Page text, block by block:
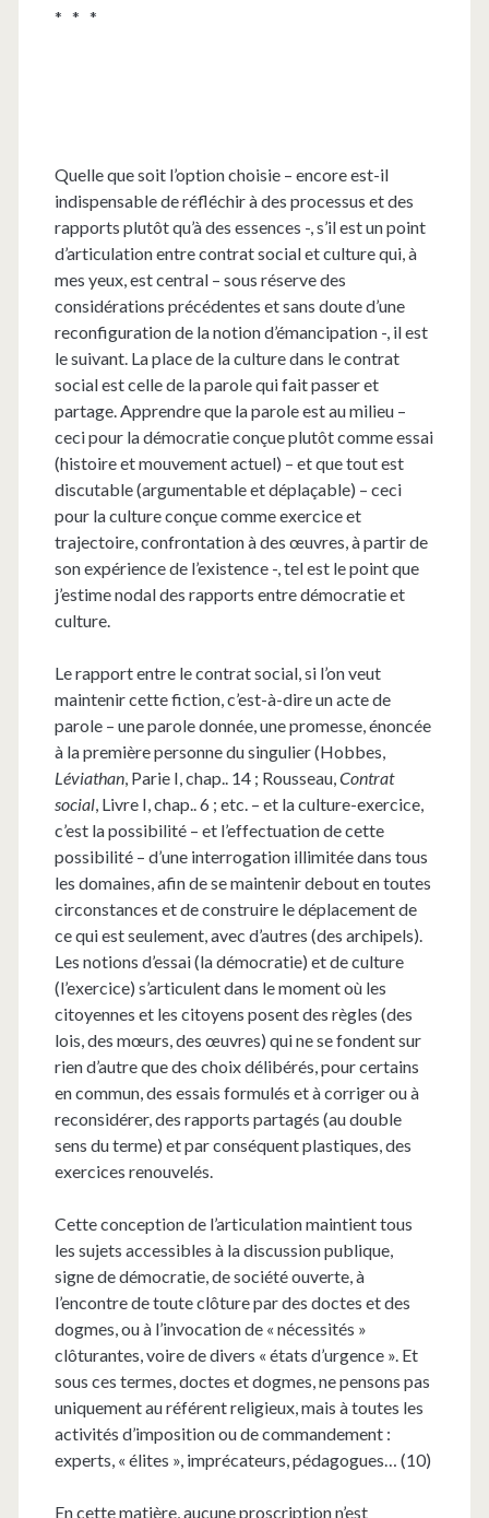
* * *
Quelle que soit l’option choisie – encore est-il
indispensable de réfléchir à des processus et des
rapports plutôt qu’à des essences -, s’il est un point
d’articulation entre contrat social et culture qui, à
mes yeux, est central – sous réserve des
considérations précédentes et sans doute d’une
reconfiguration de la notion d’émancipation -, il est
le suivant. La place de la culture dans le contrat
social est celle de la parole qui fait passer et
partage. Apprendre que la parole est au milieu –
ceci pour la démocratie conçue plutôt comme essai
(histoire et mouvement actuel) – et que tout est
discutable (argumentable et déplaçable) – ceci
pour la culture conçue comme exercice et
trajectoire, confrontation à des œuvres, à partir de
son expérience de l’existence -, tel est le point que
j’estime nodal des rapports entre démocratie et
culture.
Le rapport entre le contrat social, si l’on veut
maintenir cette fiction, c’est-à-dire un acte de
parole – une parole donnée, une promesse, énoncée
à la première personne du singulier (Hobbes,
Léviathan, Parie I, chap.. 14 ; Rousseau,Contrat
social, Livre I, chap.. 6 ; etc. – et la culture-exercice,
c’est la possibilité – et l’effectuation de cette
possibilité – d’une interrogation illimitée dans tous
les domaines, afin de se maintenir debout en toutes
circonstances et de construire le déplacement de
ce qui est seulement, avec d’autres (des archipels).
Les notions d’essai (la démocratie) et de culture
(l’exercice) s’articulent dans le moment où les
citoyennes et les citoyens posent des règles (des
lois, des mœurs, des œuvres) qui ne se fondent sur
rien d’autre que des choix délibérés, pour certains
en commun, des essais formulés et à corriger ou à
reconsidérer, des rapports partagés (au double
sens du terme) et par conséquent plastiques, des
exercices renouvelés.
Cette conception de l’articulation maintient tous
les sujets accessibles à la discussion publique,
signe de démocratie, de société ouverte, à
l’encontre de toute clôture par des doctes et des
dogmes, ou à l’invocation de « nécessités »
clôturantes, voire de divers « états d’urgence ». Et
sous ces termes, doctes et dogmes, ne pensons pas
uniquement au référent religieux, mais à toutes les
activités d’imposition ou de commandement :
experts, « élites », imprécateurs, pédagogues… (10)
En cette matière, aucune proscription n’est